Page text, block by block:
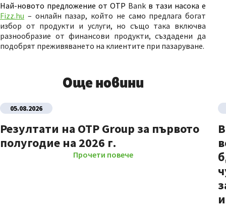
Най-новото предложение от OTP Bank в тази насока е
Fizz.hu – онлайн пазар, който не само предлага богат
избор от продукти и услуги, но също така включва
разнообразие от финансови продукти, създадени да
подобрят преживяването на клиентите при пазаруване.
Още новини
05.08.2026
Резултати на OTP Group за първото
полугодие на 2026 г.
Прочети повече